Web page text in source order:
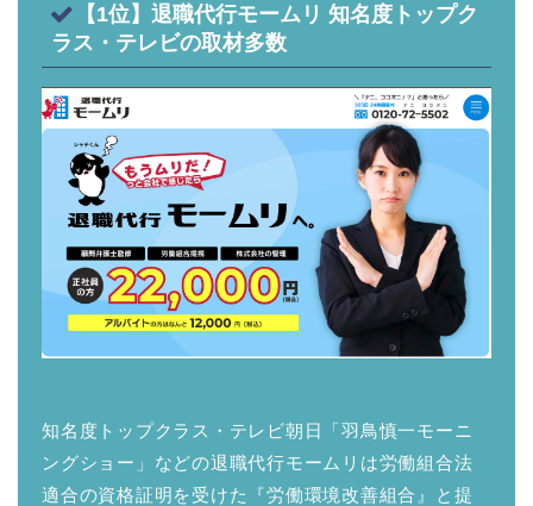
【1位】退職代行モームリ 知名度トップク
ラス・テレビの取材多数
知名度トップクラス・テレビ朝日「羽鳥慎一モーニ
ングショー」などの退職代行モームリは労働組合法
適合の資格証明を受けた『労働環境改善組合』と提